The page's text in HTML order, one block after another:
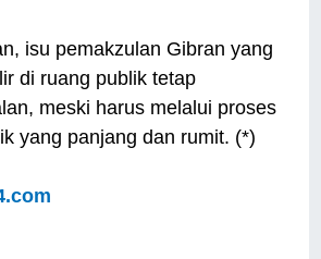
isu pemakzulan Gibran yang
di ruang publik tetap
meski harus melalui proses
yang panjang dan rumit. (*)